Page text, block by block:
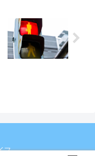
フ.